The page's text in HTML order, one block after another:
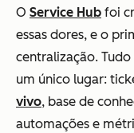
O Service Hub foi
essas dores, e o
centralização.
um único lugar:
vivo, base de
automações e